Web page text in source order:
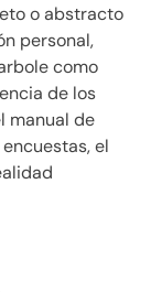
o abstracto
personal,
como
de los
manual de
el